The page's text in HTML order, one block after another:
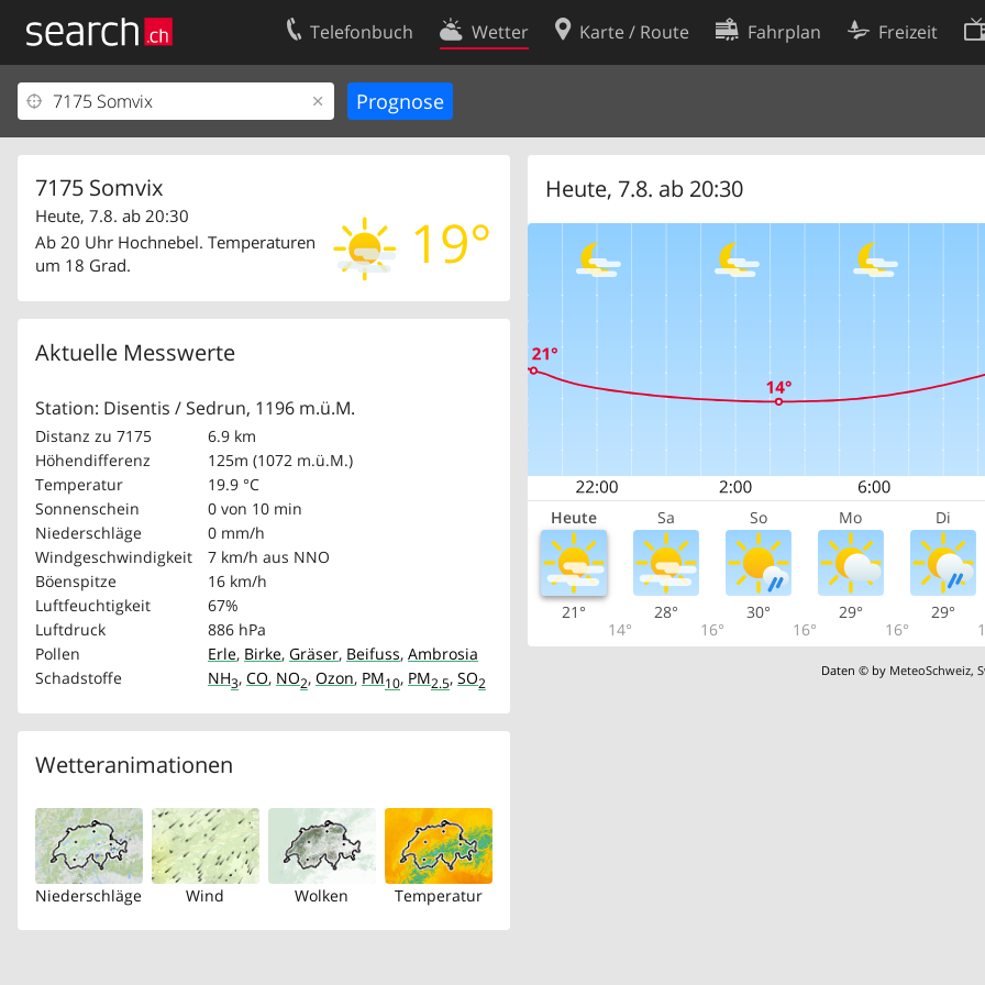
Telefonbuch Wetter Karte / Route Fahrplan Freizeit
7175 Somvix
19°
Heute, 7.8. ab 20:30
Ab 20 Uhr Hochnebel. Temperaturen
um 18 Grad.
Aktuelle Messwerte
Station: Disentis / Sedrun, 1196 m.ü.M.
Distanz zu 7175
6.9 km
Höhendifferenz
125m (1072 m.ü.M.)
Temperatur
19.9 °C
Sonnenschein
0 von 10 min
Niederschläge
0 mm/h
Windgeschwindigkeit
7 km/h aus NNO
Böenspitze
16 km/h
Luftfeuchtigkeit
67%
Luftdruck
886 hPa
Pollen
Erle, Birke, Gräser, Beifuss, Ambrosia
Schadstoffe
NH3, CO, NO2, Ozon, PM10, PM2.5, SO2
Wetteranimationen
Niederschläge Wind Wolken Temperatur
Heute, 7.8. ab 20:30
Heute Sa So Mo Di
21°
14°
28°
16°
30°
16°
29°
16°
29°
Daten © by MeteoSchweiz,
Ihr Eintrag
Kundencenter Geschäftskunden
Kontakt
Nutzungsbedingungen
Cookie-Einstellungen